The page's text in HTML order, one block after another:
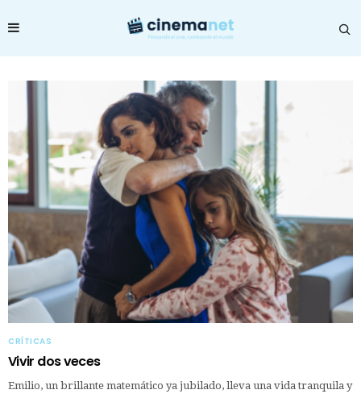
CRÍTICAS
Vivir dos veces
Emilio, un brillante matemático ya jubilado, lleva una vida tranquila y